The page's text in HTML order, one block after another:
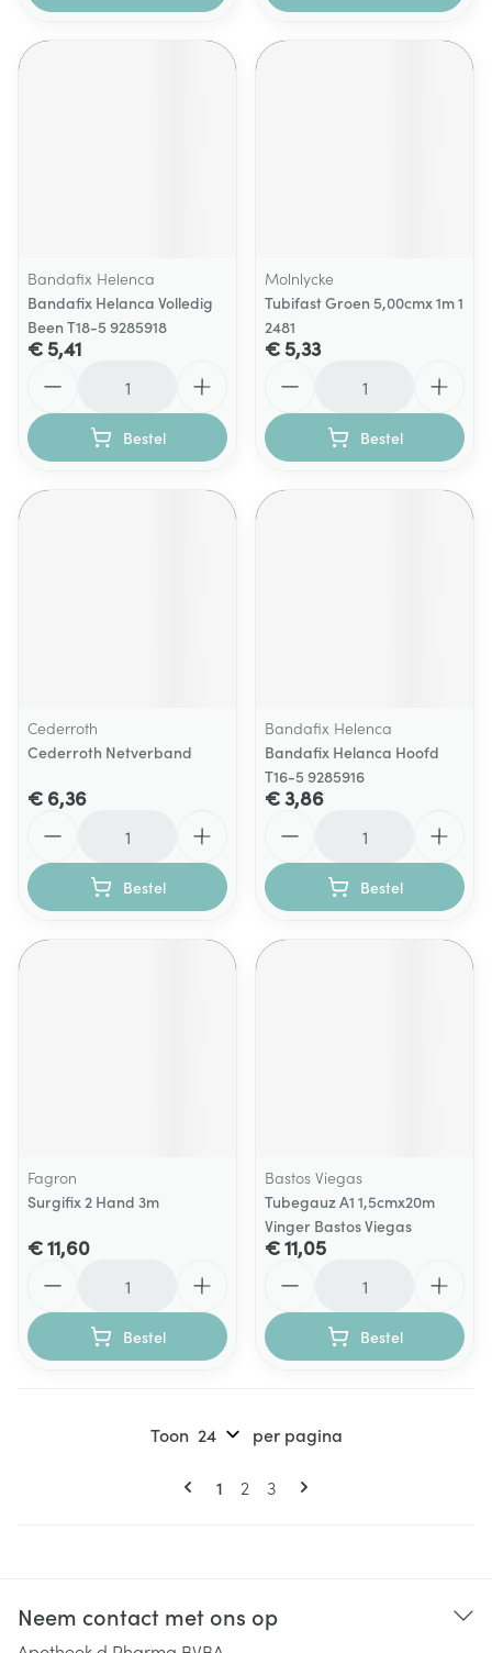
Bandafix Helenca
Bandafix Helanca Volledig
Been T18-5 9285918
€ 5,41
Bestel
Molnlycke
Tubifast Groen 5,00cmx 1m 1
2481
€ 5,33
Bestel
Cederroth
Cederroth Netverband
€ 6,36
Bestel
Bandafix Helenca
Bandafix Helanca Hoofd
T16-5 9285916
€ 3,86
Bestel
Fagron
Surgifix 2 Hand 3m
€ 11,60
Bestel
Bastos Viegas
Tubegauz A1 1,5cmx20m
Vinger Bastos Viegas
€ 11,05
Bestel
Pagina's
U lees momenteel pagina
1 Pagina
2 Pagina
3
Toon per pagina
Neem contact met ons op